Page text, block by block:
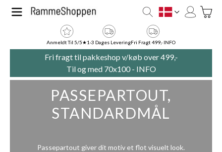
Skip to Content
DK
Anmeldt Til 5/5★1-3 Dages LeveringFri Fragt 499,- INFO
Fri fragt til pakkeshop v/køb over 499,-
Til og med 70x100 - INFO
PASSEPARTOUT,
STANDARDMÅL
Passepartout giver dit motiv et flot visuelt look.